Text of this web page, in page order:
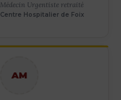
Médecin Urgentiste retraité
Centre Hospitalier de Foix
AM